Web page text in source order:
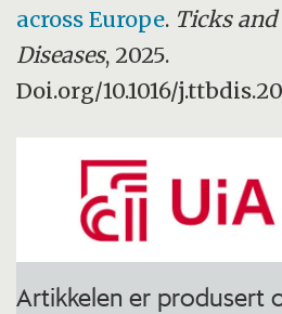
across Europe. Ticks
Diseases, 2025.
Doi.org/10.1016/
Artikkelen er produsert